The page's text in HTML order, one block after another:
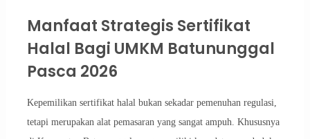
Manfaat Strategis Sertifikat
Halal Bagi UMKM Batununggal
Pasca 2026
Kepemilikan sertifikat halal bukan sekadar pemenuhan regulasi,
tetapi merupakan alat pemasaran yang sangat ampuh. Khususnya